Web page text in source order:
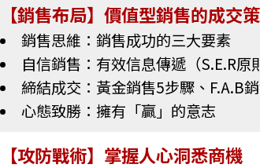
【銷售布局】價值型銷售的成交
銷售思維：銷售成功的三大要素
自信銷售：有效信息傳遞（S.E.R原
締結成交：黃金銷售5步驟、F.A.B
心態致勝：擁有「贏」的意志
【攻防戰術】掌握人心洞悉商機